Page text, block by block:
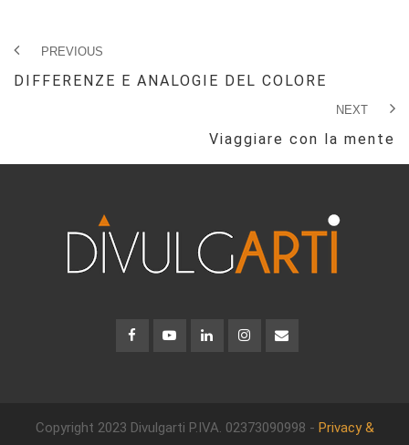
PREVIOUS
DIFFERENZE E ANALOGIE DEL COLORE
NEXT
Viaggiare con la mente
Copyright 2023 Divulgarti P.IVA. 02373090998 - Privacy &